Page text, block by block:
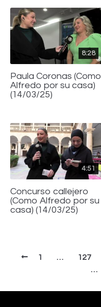
8:28
Paula Coronas (Como
Alfredo por su casa)
(14/03/25)
4:51
Concurso callejero
(Como Alfredo por su
casa) (14/03/25)
1 … 127
…